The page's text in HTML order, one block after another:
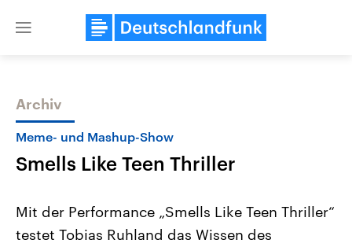
Close
Themen
Archiv
Meme- und Mashup-Show
Smells Like Teen Thriller
Mit der Performance „Smells Like Teen Thriller“
testet Tobias Ruhland das Wissen des